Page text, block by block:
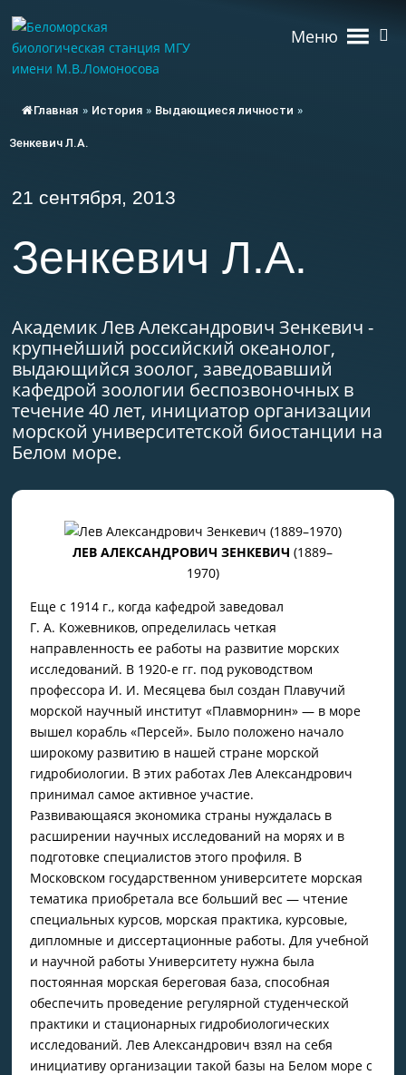
Меню
Главная » История » Выдающиеся личности »
Зенкевич Л.А.
21 сентября, 2013
Зенкевич Л.А.
Академик Лев Александрович Зенкевич -
крупнейший российский океанолог,
выдающийся зоолог, заведовавший
кафедрой зоологии беспозвоночных в
течение 40 лет, инициатор организации
морской университетской биостанции на
Белом море.
ЛЕВ АЛЕКСАНДРОВИЧ ЗЕНКЕВИЧ (1889–
1970)
Еще с 1914 г., когда кафедрой заведовал
Г. А. Кожевников, определилась четкая
направленность ее работы на развитие морских
исследований. В 1920‑е гг. под руководством
профессора И. И. Месяцева был создан Плавучий
морской научный институт «Плавморнин» — в море
вышел корабль «Персей». Было положено начало
широкому развитию в нашей стране морской
гидробиологии. В этих работах Лев Александрович
принимал самое активное участие.
Развивающаяся экономика страны нуждалась в
расширении научных исследований на морях и в
подготовке специалистов этого профиля. В
Московском государственном университете морская
тематика приобретала все больший вес — чтение
специальных курсов, морская практика, курсовые,
дипломные и диссертационные работы. Для учебной
и научной работы Университету нужна была
постоянная морская береговая база, способная
обеспечить проведение регулярной студенческой
практи­ки и стационарных гидробиологических
исследований. Лев Александрович взял на себя
инициативу организации такой базы на Белом море с